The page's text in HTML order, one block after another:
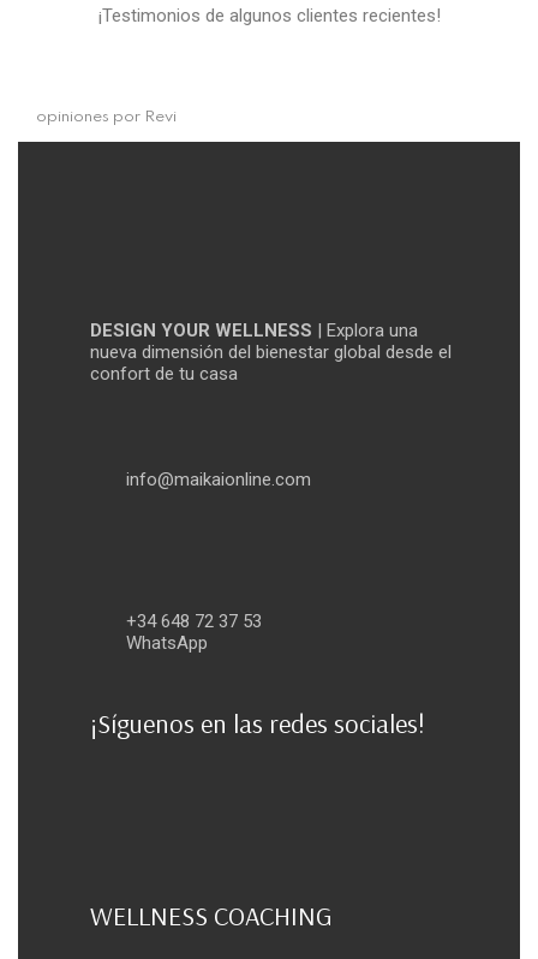
¡Testimonios de algunos clientes recientes!
opiniones por Revi
DESIGN YOUR WELLNESS | Explora una
nueva dimensión del bienestar global desde el
confort de tu casa
info@maikaionline.com
+34 648 72 37 53
WhatsApp
¡Síguenos en las redes sociales!
WELLNESS COACHING